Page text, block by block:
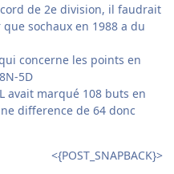
de 2e division, il faudrait
sochaux en 1988 a du
concerne les points en
5D
avait marqué 108 buts en
difference de 64 donc
<{POST_SNAPBACK}>